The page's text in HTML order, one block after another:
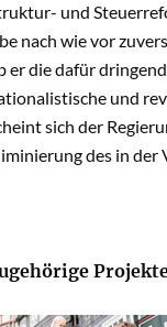
und
nach wie vor
er die dafür
und
sich der
des in der